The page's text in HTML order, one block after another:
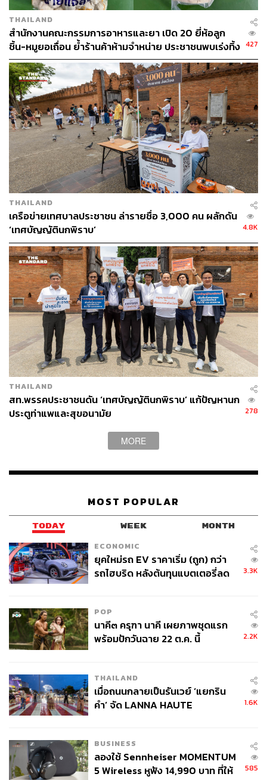
TAGS: กรมปศุสัตว์ นกพิราบ สำนักอนามัย
54
ABOUT THE PHOTOGRAPHER
ฐานิส สุดโต
STANDARD
THAILAND
สำนักงานคณะกรรมการอาหารและยา เปิด 20 ยี่ห้อลูก
ชิ้น-หมูยอเถื่อน ย้ำร้านค้าห้ามจำหน่าย ประชาชนพบเร่งทิ้ง
ทันที
427
THAILAND
เครือข่ายเทศบาลประชาชน ล่ารายชื่อ 3,000 คน ผลักดัน
‘เทศบัญญัตินกพิราบ’
4.8K
THAILAND
สท.พรรคประชาชนดัน ‘เทศบัญญัตินกพิราบ’ แก้ปัญหานก
ประตูท่าแพและสุขอนามัย
278
MORE
MOST POPULAR
TODAY WEEK MONTH
ECONOMIC
ยุคใหม่รถ EV ราคาเริ่ม (ถูก) กว่า
รถไฮบริด หลังต้นทุนแบตเตอรี่ลด
3.3K
POP
นาคี๓ ครุฑา นาคี เผยภาพชุดแรก
พร้อมปักวันฉาย 22 ต.ค. นี้
2.2K
THAILAND
เมื่อถนนกลายเป็นรันเวย์ ‘แยกริน
คำ’ จัด LANNA HAUTE
1.6K
BUSINESS
ลองใช้ Sennheiser MOMENTUM
5 Wireless หูฟัง 14,990 บาท ที่ให้
585